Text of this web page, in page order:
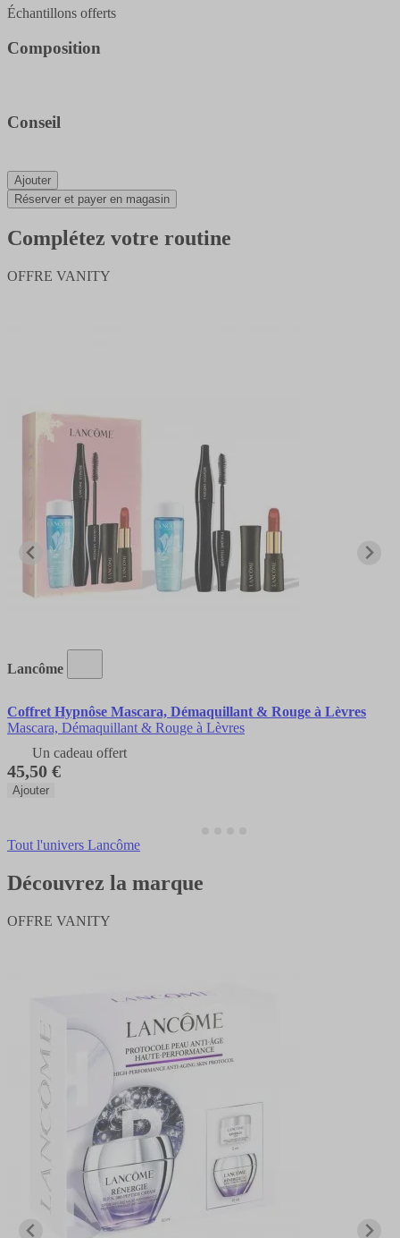
Échantillons offerts
Composition
Conseil
Ajouter
Réserver et payer en magasin
Complétez votre routine
OFFRE VANITY
Lancôme
Coffret Hypnôse Mascara, Démaquillant & Rouge à Lèvres
Mascara, Démaquillant & Rouge à Lèvres
Un cadeau offert
45,50 €
Ajouter
Tout l'univers Lancôme
Découvrez la marque
OFFRE VANITY